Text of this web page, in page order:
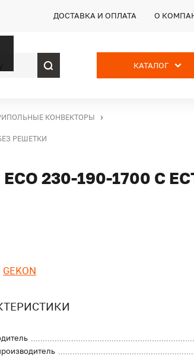
ДОСТАВКА И ОПЛАТА О
КАТАЛОГ
КОНВЕКТОРЫ
РЕШЕТКИ
230-190-1700 С
GEKON